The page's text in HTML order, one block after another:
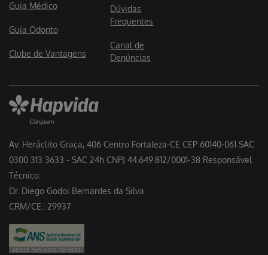
Av. Heráclito Graça, 406 Centro Fortaleza-CE CEP 60140-061 SAC
0300 313 3633 - SAC 24h CNPJ 44.649.812/0001-38 Responsável
Técnico:
Dr. Diego Godoi Bernardes da Silva
CRM/CE.: 29937
Guia Médico
Guia Odonto
Clube de Vantagens
Dúvidas
Frequentes
Canal de
Denúncias